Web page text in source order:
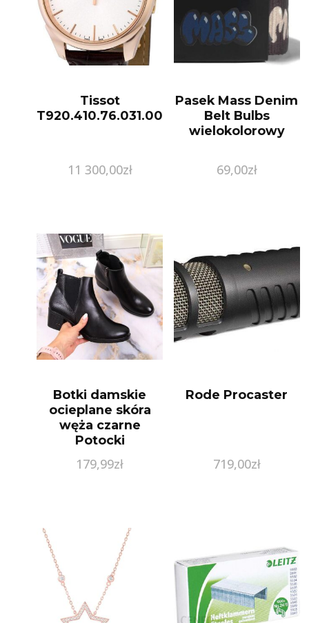
Tissot
T920.410.76.031.00
11 300,00zł
Pasek Mass Denim
Belt Bulbs
wielokolorowy
69,00zł
Botki damskie
ocieplane skóra
węża czarne
Potocki
179,99zł
Rode Procaster
719,00zł